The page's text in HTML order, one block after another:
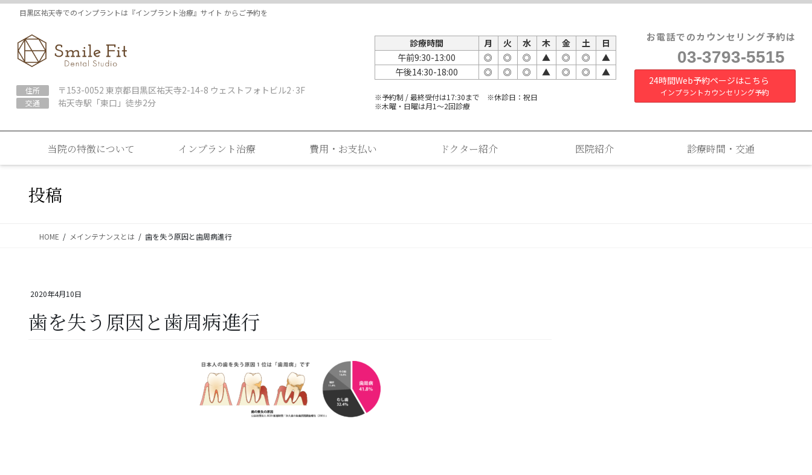
コ
ナ
目黒区祐天寺でのインプラントは『インプラント治療』サイト からご予約を
診療時間 月 火 水 木 金 土
日
午前9:30-13:00
◎ ◎ ◎ ▲ ◎ ◎
▲
午後14:30-18:00
◎ ◎ ◎ ▲ ◎ ◎ ▲
※予約制 / 最終受付は17:30まで ※休診日：祝日
※木曜・日曜は月1～2回診療
お電話でのカウンセリング予約は
03-3793-5515
24時間Web予約ページはこちら
インプラントカウンセリング予約
住所 〒153-0052 東京都目黒区祐天寺2-14-8 ウェストフォトビル2·3F
交通 祐天寺駅「東口」徒歩2分
当院の特徴について インプラント治療 費用・お支払い ドクター紹介 医院紹介 診療時間・交通
投稿
HOME メインテナンスとは 歯を失う原因と歯周病進行
2020年4月10日
歯を失う原因と歯周病進行